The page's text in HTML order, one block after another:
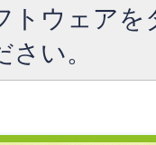
トウェア
い。